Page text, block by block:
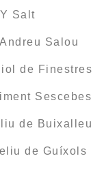
Salt
Salou
de Finestres
Sescebes
de Buixalleu
de Guíxols